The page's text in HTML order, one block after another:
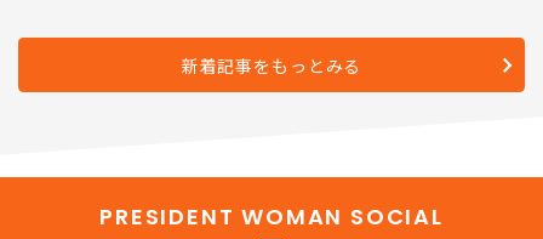
新着記事をもっとみる
PRESIDENT WOMAN SOCIAL